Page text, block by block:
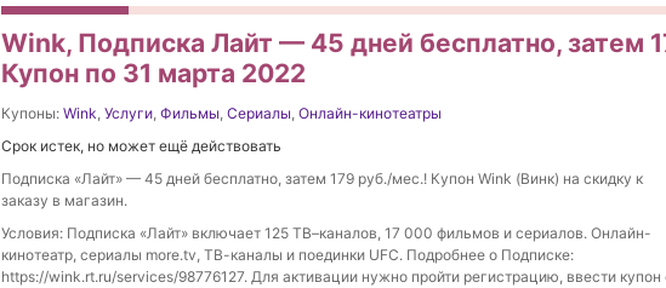
Wink, Подписка Лайт — 45 дней бесплатно, затем
Купон по 31 марта 2022
Купоны: Wink, Услуги, Фильмы, Сериалы, Онлайн-кинотеатры
Срок истек, но может ещё действовать
Подписка «Лайт» — 45 дней бесплатно, затем 179 руб./мес.! Купон Wink (Винк) на скидку к
заказу в магазин.
Условия: Подписка «Лайт» включает 125 ТВ–каналов, 17 000 фильмов и сериалов. Онлайн-
кинотеатр, сериалы more.tv, ТВ-каналы и поединки UFC. Подробнее о Подписке:
https://wink.rt.ru/services/98776127. Для активации нужно пройти регистрацию, ввести